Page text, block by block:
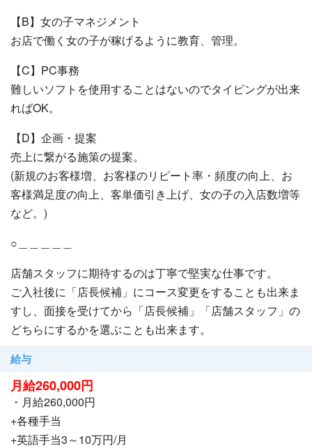
【B】女の子マネジメント
お店で働く女の子が稼げるように教育、管理。
【C】PC事務
難しいソフトを使用することはないのでタイピングが出来
ればOK。
【D】企画・提案
売上に繋がる施策の提案。
(新規のお客様増、お客様のリピート率・頻度の向上、お
客様満足度の向上、客単価引き上げ、女の子の入店数増等
など。)
○＿＿＿＿＿
店舗スタッフに期待するのは丁寧で堅実な仕事です。
ご入社後に「店長候補」にコース変更をすることも出来ま
すし、面接を受けてから「店長候補」「店舗スタッフ」の
どちらにするかを選ぶことも出来ます。
給与
月給260,000円
・月給260,000円
+各種手当
+英語手当3～10万円/月